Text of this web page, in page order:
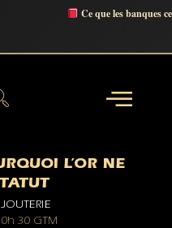
Ce que les banques
L’OR NE
30 GTM